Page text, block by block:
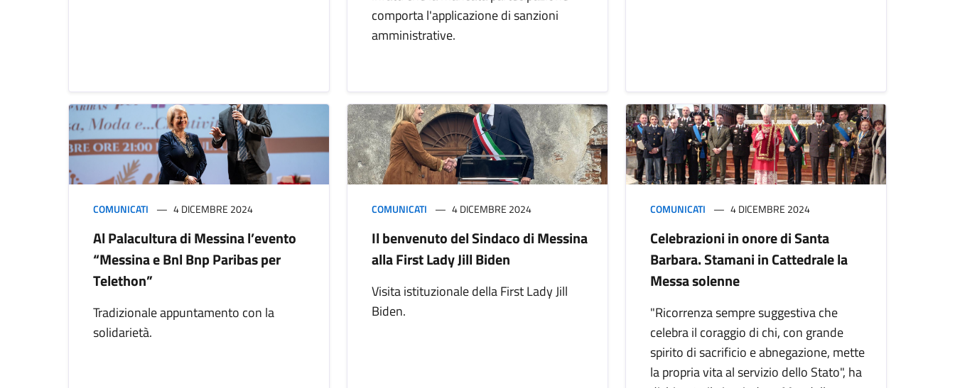
comporta l'applicazione di sanzioni
amministrative.
COMUNICATI 4 DICEMBRE 2024
Al Palacultura di Messina l’evento
“Messina e Bnl Bnp Paribas per
Telethon”
Tradizionale appuntamento con la
solidarietà.
COMUNICATI 4 DICEMBRE 2024
Il benvenuto del Sindaco di Messina
alla First Lady Jill Biden
Visita istituzionale della First Lady Jill
Biden.
COMUNICATI 4 DICEMBRE 2024
Celebrazioni in onore di Santa
Barbara. Stamani in Cattedrale la
Messa solenne
"Ricorrenza sempre suggestiva che
celebra il coraggio di chi, con grande
spirito di sacrificio e abnegazione, mette
la propria vita al servizio dello Stato", ha